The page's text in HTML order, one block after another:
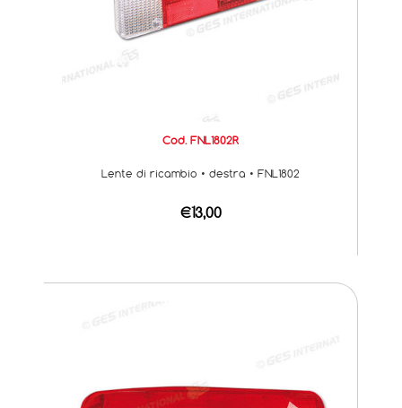
Cod. FNL1802R
Lente di ricambio • destra • FNL1802
€13,00